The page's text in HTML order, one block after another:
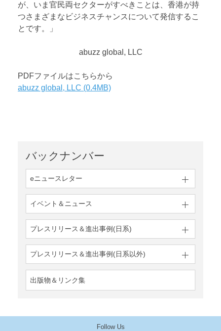
バックナンバー
eニュースレター
イベント＆ニュース
プレスリリース＆進出事例(日系)
プレスリリース＆進出事例(日系以外)
出版物＆リンク集
が、いま官民両セクターがすべきことは、香港が持
つさまざまなビジネスチャンスについて発信するこ
とです。」
abuzz global, LLC
PDFファイルはこちらから
abuzz global, LLC (0.4MB)
Follow Us